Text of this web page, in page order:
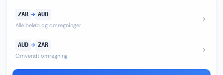
ZAR → AUD
Alle beløb og omregninger
AUD → ZAR
Omvendt omregning